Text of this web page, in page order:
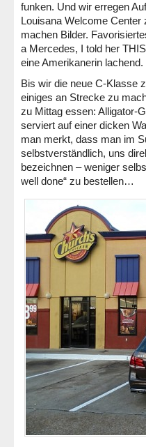
funken. Und wir erregen
Louisana Welcome
machen Bilder.
a Mercedes, I told her
eine Amerikanerin lachend.
Bis wir die neue C-Klasse
einiges an Strecke zu
zu Mittag essen: Alligator-
serviert auf einer dicken
man merkt, dass man im
selbstverständlich, uns
bezeichnen – weniger
well done“ zu bestellen…